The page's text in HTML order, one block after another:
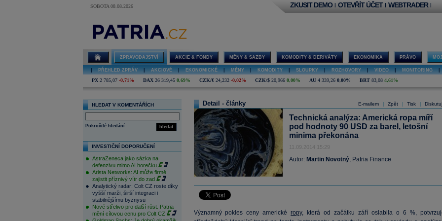
SOBOTA 08.08.2026 ZKUSIT DEMO | OTEVŘÍT ÚČET | WEBTRADER |
ZPRAVODAJSTVÍ AKCIE & FONDY MĚNY & SAZBY KOMODITY & DERIVÁTY EKONOMIKA PRÁVO
PŘEHLED ZPRÁV AKCIOVÉ EKONOMICKÉ MĚNY KOMODITY SLOUPKY ROZHOVORY VIDEO MONITORING
PX 2 785,07 -0,71% DAX 26 319,45 0,69% CZK/€ 24,232 -0,02% CZK/$ 20,966 0,00% AU 4 339,26 0,00% BRT 83,08 4,61%
HLEDAT V KOMENTÁŘÍCH
hledat
Pokročilé hledání
INVESTIČNÍ DOPORUČENÍ
AstraZeneca jako sázka na
defenzivu mimo AI horečku
Arista Networks: AI může firmě
zajistit příznivý vítr do zad
Analytický radar: Colt CZ roste díky
vyšší marži, širší integraci i
stabilnějšímu byznysu
Nové střelivo pro další růst. Patria
mění cílovou cenu pro Colt CZ
E-mailem Zpět Tisk Diskutuj
Detail - články
Technická analýza: Americká ropa míří
pod hodnoty 90 USD za barel, letošní
minima překonána
11.09.2014 15:29
Autor: Martin Novotný, Patria Finance
Významný pokles ceny americkéropy, která od začátku září oslabila o 6 %,